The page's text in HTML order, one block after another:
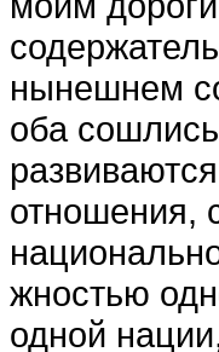
нынешнем
оба
отношения,
жностью
одной